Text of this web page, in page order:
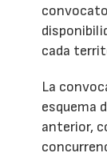
cada
La
esquema
anterior,